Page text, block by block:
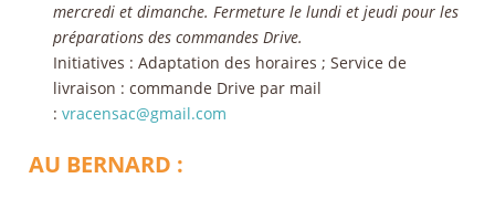
mercredi et dimanche. Fermeture le lundi et jeudi pour les
préparations des commandes Drive.
Initiatives : Adaptation des horaires ; Service de
livraison : commande Drive par mail
: vracensac@gmail.com
AU BERNARD :